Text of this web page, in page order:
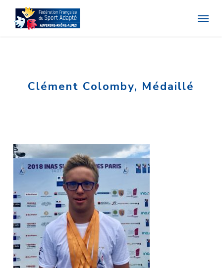
main
content
Menu
Clément Colomby, Médaillé